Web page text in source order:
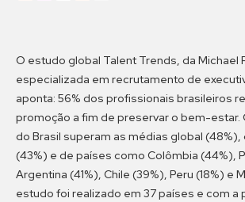
O estudo global Talent Trends, da Michael
especializada em recrutamento de
aponta: 56% dos profissionais brasileiros
promoção a fim de preservar o bem-estar.
do Brasil superam as médias global (48%),
(43%) e de países como Colômbia (44%),
Argentina (41%), Chile (39%), Peru (18%) e
estudo foi realizado em 37 países e com a